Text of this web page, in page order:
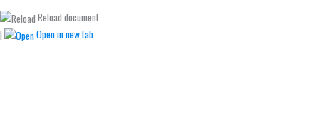
Reload document
|
Open in new tab